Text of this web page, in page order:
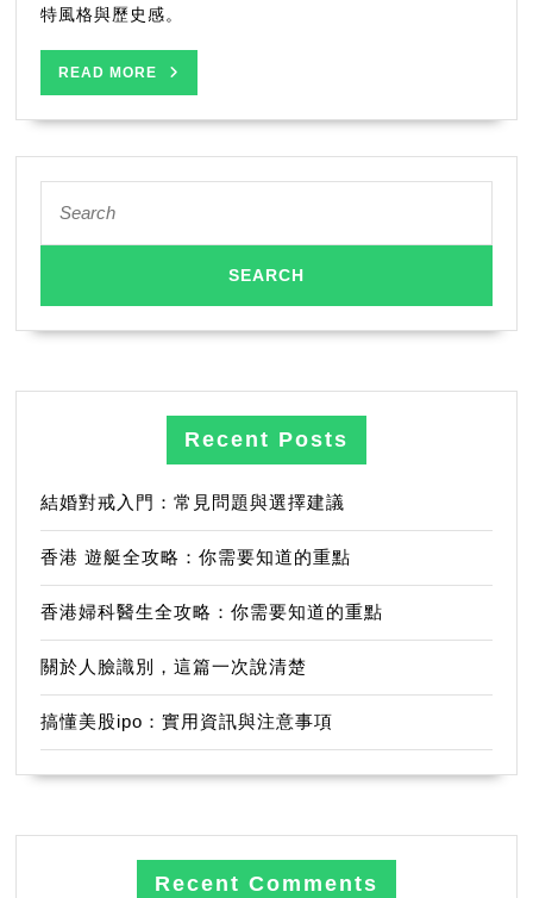
特風格與歷史感。
READ MORE
MORE
for:
Recent Posts
結婚對戒入門：常見問題與選擇建議
香港 遊艇全攻略：你需要知道的重點
香港婦科醫生全攻略：你需要知道的重點
關於人臉識別，這篇一次說清楚
搞懂美股ipo：實用資訊與注意事項
Recent Comments